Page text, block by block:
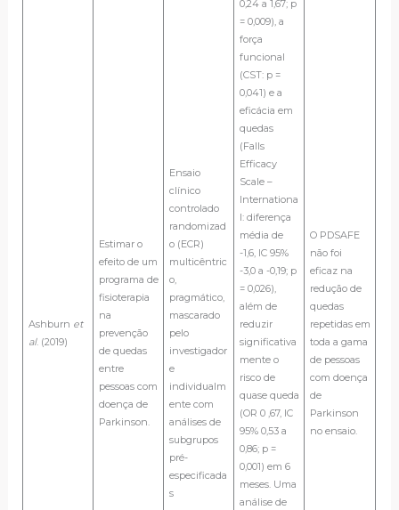
Ashburn et
al. (2019)
Estimar o
efeito de um
programa de
fisioterapia
na
prevenção
de quedas
entre
pessoas com
doença de
Parkinson.
Ensaio
clínico
controlado
randomizad
o (ECR)
multicêntric
o,
pragmático,
mascarado
pelo
investigador
e
individualm
ente com
análises de
subgrupos
pré-
especificada
s
0,24 a 1,67; p
= 0,009), a
força
funcional
(CST: p =
0,041) e a
eficácia em
quedas
(Falls
Efficacy
Scale –
Internationa
l: diferença
média de
-1,6, IC 95%
-3,0 a -0,19; p
= 0,026),
além de
reduzir
significativa
mente o
risco de
quase queda
(OR 0 ,67, IC
95% 0,53 a
0,86; p =
0,001) em 6
meses. Uma
análise de
O PDSAFE
não foi
eficaz na
redução de
quedas
repetidas em
toda a gama
de pessoas
com doença
de
Parkinson
no ensaio.